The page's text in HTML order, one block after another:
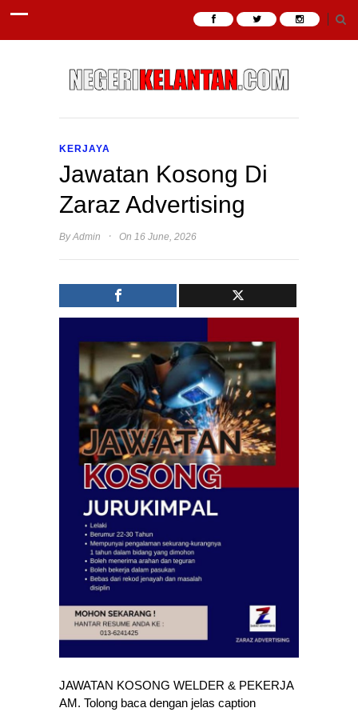
KERJAYA
Jawatan Kosong Di
Zaraz Advertising
ByAdmin · On 16 June, 2026
JAWATAN KOSONG WELDER & PEKERJA
AM. Tolong baca dengan jelas caption